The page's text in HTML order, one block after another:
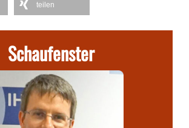
teilen
Schaufenster